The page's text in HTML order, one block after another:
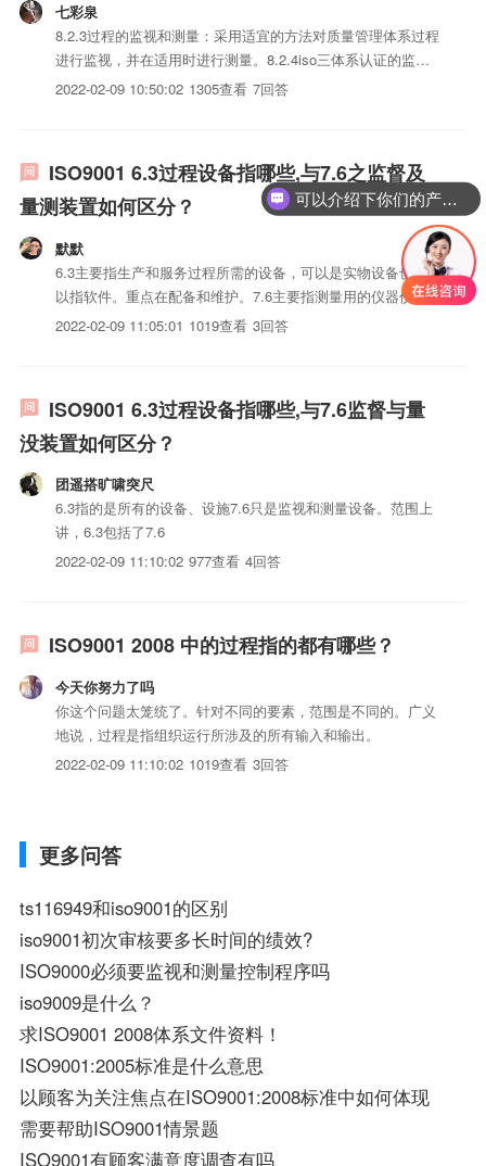
七彩泉
8.2.3过程的监视和测量：采用适宜的方法对质量管理体系过程
进行监视，并在适用时进行测量。8.2.4iso三体系认证的监视
和测量对iso三体系认证的特性进行监视和测量，以验证iso三
2022-02-09 10:50:02 1305查看 7回答
ISO9001 6.3过程设备指哪些,与7.6之监督及
量测装置如何区分？
默默
6.3主要指生产和服务过程所需的设备，可以是实物设备也可
以指软件。重点在配备和维护。7.6主要指测量用的仪器仪
表。重点在配备和使用控制。
2022-02-09 11:05:01 1019查看 3回答
ISO9001 6.3过程设备指哪些,与7.6监督与量
没装置如何区分？
团遥搭旷啸突尺
6.3指的是所有的设备、设施7.6只是监视和测量设备。范围上
讲，6.3包括了7.6
2022-02-09 11:10:02 977查看 4回答
ISO9001 2008 中的过程指的都有哪些？
今天你努力了吗
你这个问题太笼统了。针对不同的要素，范围是不同的。广义
地说，过程是指组织运行所涉及的所有输入和输出。
2022-02-09 11:10:02 1019查看 3回答
更多问答
ts116949和iso9001的区别
iso9001初次审核要多长时间的绩效?
ISO9000必须要监视和测量控制程序吗
iso9009是什么？
求ISO9001 2008体系文件资料！
ISO9001:2005标准是什么意思
以顾客为关注焦点在ISO9001:2008标准中如何体现
需要帮助ISO9001情景题
ISO9001有顾客满意度调查有吗
可以介绍下你们的产品么？